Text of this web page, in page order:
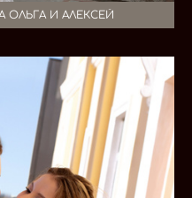
ОЛЬГА И АЛЕКСЕЙ